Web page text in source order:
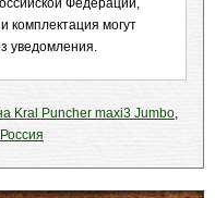
Федерации,
комплектация могут
уведомления.
Kral Puncher maxi3 Jumbo,
Россия